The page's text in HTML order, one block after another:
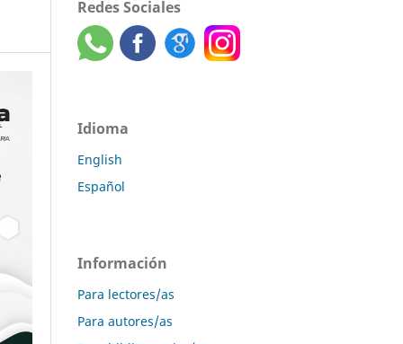
Redes Sociales
Idioma
English
Español
Información
Para lectores/as
Para autores/as